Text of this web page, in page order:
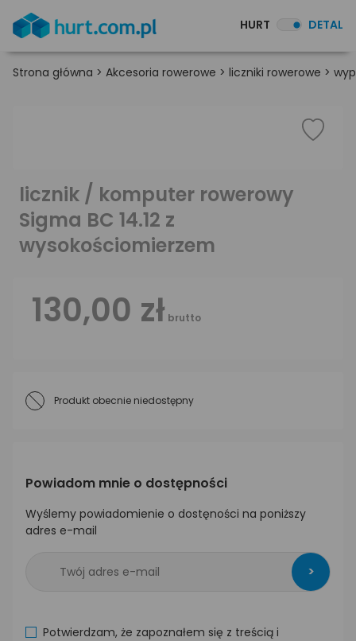
HURT DETAL
Strona główna > Akcesoria rowerowe > liczniki rowerowe >
licznik / komputer rowerowy
Sigma BC 14.12 z
wysokościomierzem
130,00 zł brutto
Produkt obecnie niedostępny
Powiadom mnie o dostępności
Wyślemy powiadomienie o dostęności na poniższy
adres e-mail
>
Potwierdzam, że zapoznałem się z treścią i